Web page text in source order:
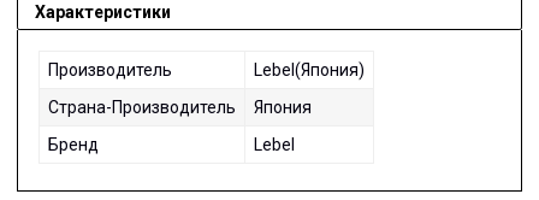
Характеристики
Производитель
Lebel(Япония)
Страна-Производитель
Япония
Бренд
Lebel